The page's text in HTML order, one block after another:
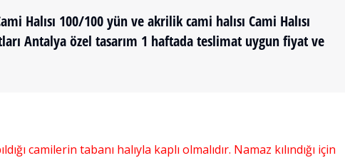
Halısı 100/100 yün ve akrilik cami halısı Cami Halısı
Antalya özel tasarım 1 haftada teslimat uygun fiyat ve
camilerin tabanı halıyla kaplı olmalıdır. Namaz kılındığı için